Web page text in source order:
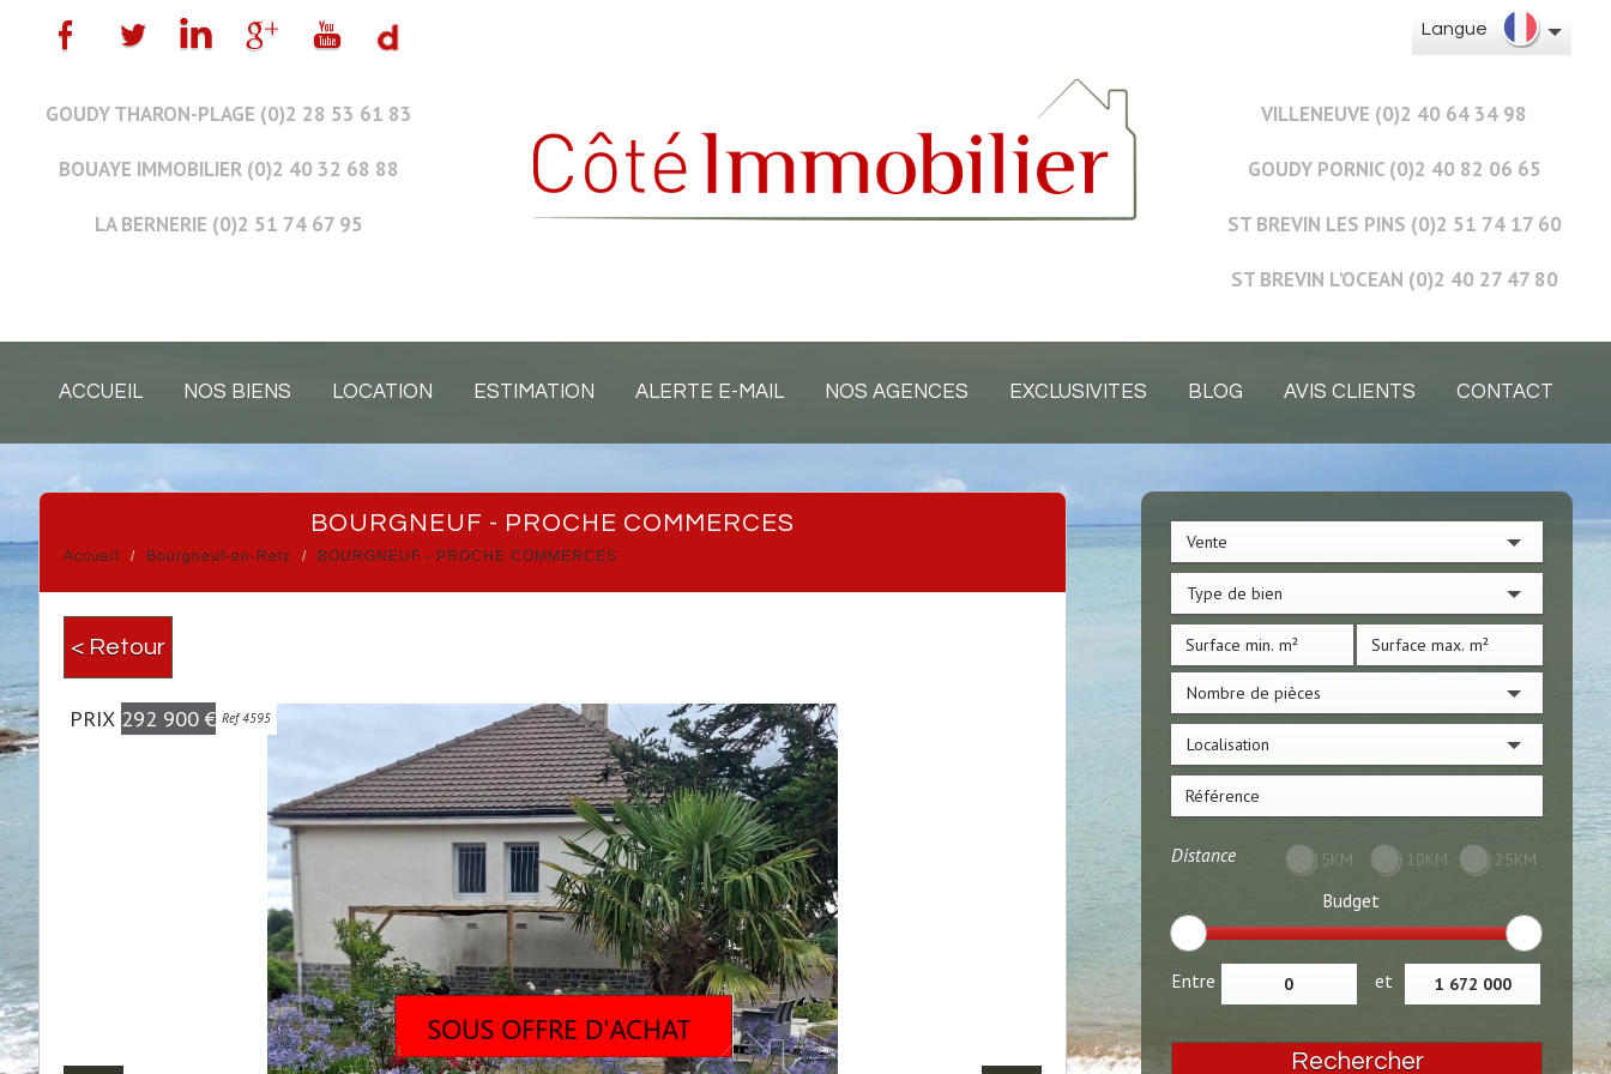
Langue
GOUDY THARON-PLAGE (0)2 28 53 61 83
BOUAYE IMMOBILIER (0)2 40 32 68 88
LA BERNERIE (0)2 51 74 67 95
VILLENEUVE (0)2 40 64 34 98
GOUDY PORNIC (0)2 40 82 06 65
ST BREVIN LES PINS (0)2 51 74 17 60
ST BREVIN L'OCEAN (0)2 40 27 47 80
ACCUEIL NOS BIENS LOCATION ESTIMATION ALERTE E-MAIL NOS AGENCES EXCLUSIVITES BLOG AVIS CLIENTS CONTACT
Vente
Type de bien
Nombre de pièces
Localisation
Distance 5KM 10KM 25KM
Budget
Entre et
Rechercher
BOURGNEUF - PROCHE COMMERCES
Accueil Bourgneuf-en-Retz BOURGNEUF - PROCHE COMMERCES
< Retour
PRIX 292 900 € Ref 4595